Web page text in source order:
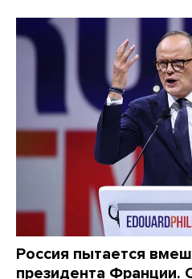
Россия пытается
президента Франции.